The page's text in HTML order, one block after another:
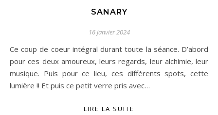
SANARY
16 janvier 2024
Ce coup de coeur intégral durant toute la séance. D’abord
pour ces deux amoureux, leurs regards, leur alchimie, leur
musique. Puis pour ce lieu, ces différents spots, cette
lumière !! Et puis ce petit verre pris avec…
LIRE LA SUITE